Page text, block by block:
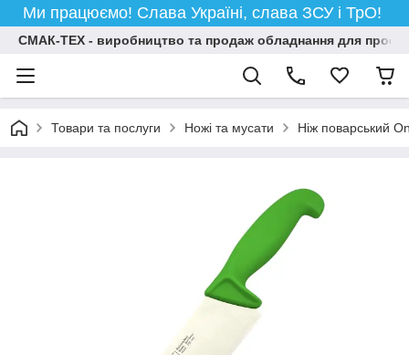
Ми працюємо! Слава Україні, слава ЗСУ і ТрО!
СМАК-ТЕХ - виробництво та продаж обладнання для
Товари та послуги Ножі та мусати Ніж поварський